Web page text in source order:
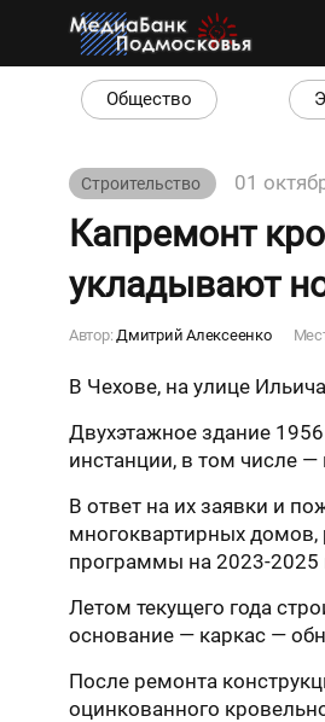
Общество
Строительство 01
Капремонт
укладывают
Автор:Дмитрий Алексеенко
В Чехове, на улице
Двухэтажное здание
инстанции, в том числе
В ответ на их заявки и
многоквартирных домов,
программы на 2023-2025
Летом текущего года
основание — каркас —
После ремонта
оцинкованного